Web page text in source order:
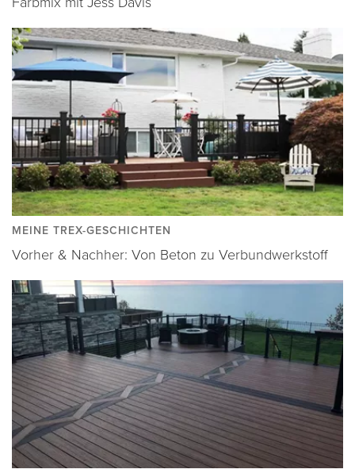
MEINE TREX-GESCHICHTEN
Vorher & Nachher: Von Beton zu Verbundwerkstoff